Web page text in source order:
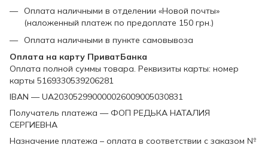
Оплата наличными в отделении «Новой почты»
(наложенный платеж по предоплате 150 грн.)
Оплата наличными в пункте самовывоза
Оплата на карту ПриватБанка
Оплата полной суммы товара. Реквизиты карты: номер
карты 5169330539206281
IBAN — UA203052990000026009005030831
Получатель платежа — ФОП РЕДЬКА НАТАЛИЯ
СЕРГИЕВНА
Назначение платежа – оплата в соответствии с заказом №